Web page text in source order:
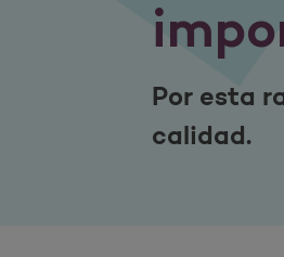
Por esta
calidad.